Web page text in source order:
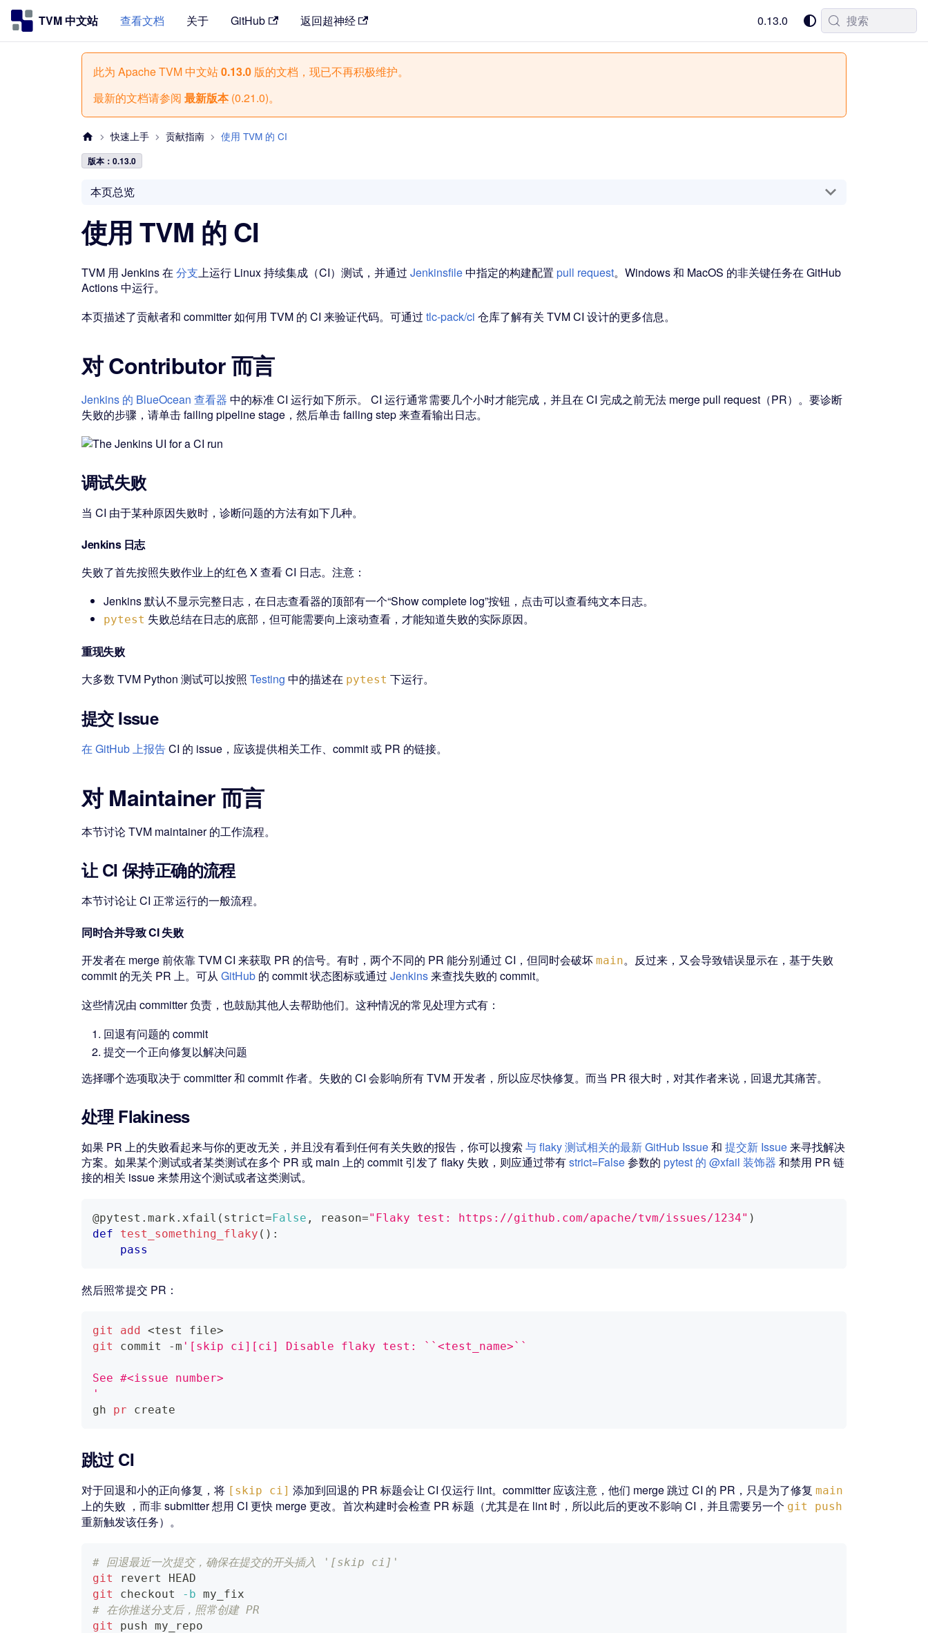
TVM 中文站 查看文档 关于 GitHub 返回超神经 0.13.0 搜索
此为 Apache TVM 中文站0.13.0 版的文档，现已不再积极维护。
最新的文档请参阅 最新版本(0.21.0)。
快速上手 贡献指南 使用 TVM 的 CI
版本：0.13.0
本页总览
使用 TVM 的 CI
TVM 用 Jenkins 在 分支 上运行 Linux 持续集成（CI）测试，并通过 Jenkinsfile中指定的构建配置 pull request。Windows 和 MacOS 的非关键任务在 GitHub
Actions 中运行。
本页描述了贡献者和 committer 如何用 TVM 的 CI 来验证代码。可通过 tlc-pack/ci 仓库了解有关 TVM CI 设计的更多信息。
对 Contributor 而言
Jenkins 的 BlueOcean 查看器 中的标准 CI 运行如下所示。 CI 运行通常需要几个小时才能完成，并且在 CI 完成之前无法 merge pull request（PR）。要诊断
失败的步骤，请单击 failing pipeline stage，然后单击 failing step 来查看输出日志。
调试失败
当 CI 由于某种原因失败时，诊断问题的方法有如下几种。
Jenkins 日志
失败了首先按照失败作业上的红色 X 查看 CI 日志。注意：
Jenkins 默认不显示完整日志，在日志查看器的顶部有一个“Show complete log”按钮，点击可以查看纯文本日志。
pytest 失败总结在日志的底部，但可能需要向上滚动查看，才能知道失败的实际原因。
重现失败
大多数 TVM Python 测试可以按照 Testing 中的描述在 pytest 下运行。
提交 Issue
在 GitHub 上报告CI 的 issue，应该提供相关工作、commit 或 PR 的链接。
对 Maintainer 而言
本节讨论 TVM maintainer 的工作流程。
让 CI 保持正确的流程
本节讨论让 CI 正常运行的一般流程。
同时合并导致 CI 失败
开发者在 merge 前依靠 TVM CI 来获取 PR 的信号。有时，两个不同的 PR 能分别通过 CI，但同时会破坏 main。反过来，又会导致错误显示在，基于失败
commit 的无关 PR 上。可从 GitHub 的 commit 状态图标或通过 Jenkins来查找失败的 commit。
这些情况由 committer 负责，也鼓励其他人去帮助他们。这种情况的常见处理方式有：
回退有问题的 commit
提交一个正向修复以解决问题
选择哪个选项取决于 committer 和 commit 作者。失败的 CI 会影响所有 TVM 开发者，所以应尽快修复。而当 PR 很大时，对其作者来说，回退尤其痛苦。
处理 Flakiness
如果 PR 上的失败看起来与你的更改无关，并且没有看到任何有关失败的报告，你可以搜索 与 flaky 测试相关的最新 GitHub Issue和 提交新 Issue来寻找解决
方案。如果某个测试或者某类测试在多个 PR 或 main 上的 commit 引发了 flaky 失败，则应通过带有strict=False参数的 pytest 的 @xfail 装饰器 和禁用 PR 链
接的相关 issue 来禁用这个测试或者这类测试。
@pytest . mark . xfail ( strict=False , reason="Flaky test: https://github.com/apache/tvm/issues/1234" )
def
test_something_flaky ( ) :
pass
然后照常提交 PR：
git add <test file>
git
commit -m '[skip ci][ci] Disable flaky test: ``<test_name>``
See #<issue number>
'
gh pr create
跳过 CI
对于回退和小的正向修复，将 [skip ci] 添加到回退的 PR 标题会让 CI 仅运行 lint。committer 应该注意，他们 merge 跳过 CI 的 PR，只是为了修复 main
上的失败 ，而非 submitter 想用 CI 更快 merge 更改。首次构建时会检查 PR 标题（尤其是在 lint 时，所以此后的更改不影响 CI，并且需要另一个 git push
重新触发该任务）。
# 回退最近一次提交，确保在提交的开头插入 '[skip ci]'
git
revert HEAD
git
checkout -b my_fix
# 在你推送分支后，照常创建 PR
git
push my_repo